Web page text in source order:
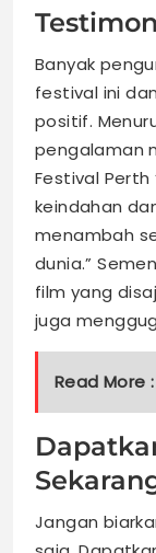
Banyak
festival ini
positif.
pengalaman
Festival
keindahan
menambah
dunia.”
film yang
juga
Read More :
Jangan